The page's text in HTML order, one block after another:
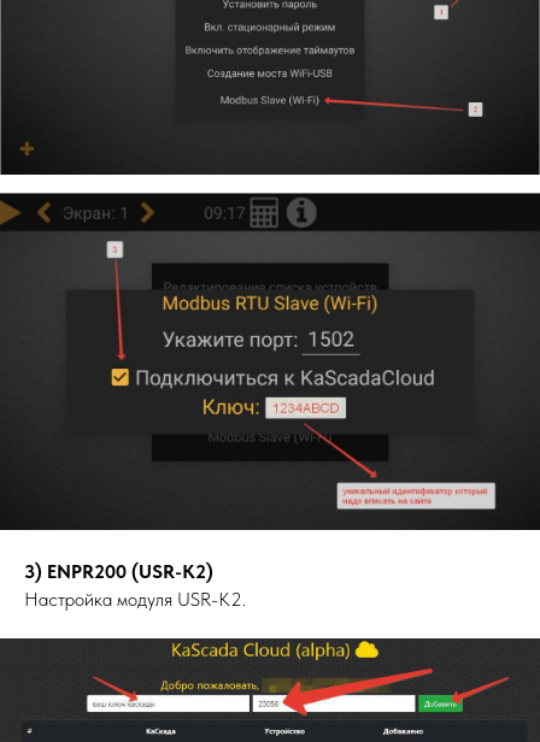
3) ENPR200 (USR-K2)
Настройка модуля USR-K2.